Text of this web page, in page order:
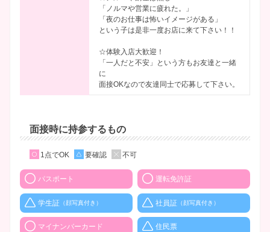
「ノルマや営業に疲れた。」
「夜のお仕事は怖いイメージがある」
という子は是非一度お店に来て下さい！！
☆体験入店大歓迎！
「一人だと不安」という方もお友達と一緒
に
面接OKなので友達同士で応募して下さい。
面接時に持参するもの
1点でOK 要確認 不可
パスポート 運転免許証
学生証 （顔写真付き） 社員証 （顔写真付き）
マイナンバーカード 住民票